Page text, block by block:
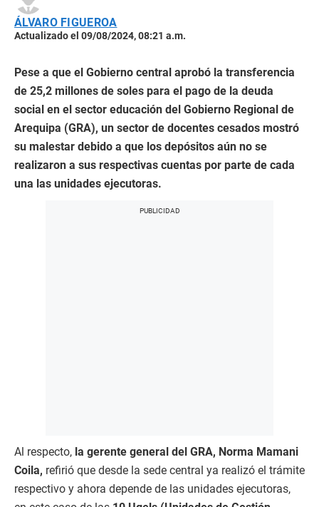
ÁLVARO FIGUEROA
Actualizado el 09/08/2024, 08:21 a.m.
Pese a que el Gobierno central aprobó la transferencia
de 25,2 millones de soles para el pago de la deuda
social en el sector educación del Gobierno Regional de
Arequipa (GRA), un sector de docentes cesados mostró
su malestar debido a que los depósitos aún no se
realizaron a sus respectivas cuentas por parte de cada
una las unidades ejecutoras.
Al respecto, la gerente general del GRA, Norma Mamani
Coila, refirió que desde la sede central ya realizó el trámite
respectivo y ahora depende de las unidades ejecutoras,